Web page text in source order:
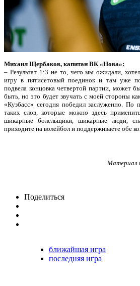
Михаил Щербаков, капитан ВК «Нова»:
– Результат 1:3 не то, чего мы ожидали,
игру в пятисетовый поединок и там уже
подвела концовка четвертой партии, может
быть, но это будет звучать с моей стороны
«Кузбасс» сегодня победил заслуженно. По
таких слов, которые можно здесь
шикарные болельщики, шикарные люди,
приходите на волейбол и поддерживаете обе
Материал
Поделиться
ближайшая игра
последняя игра